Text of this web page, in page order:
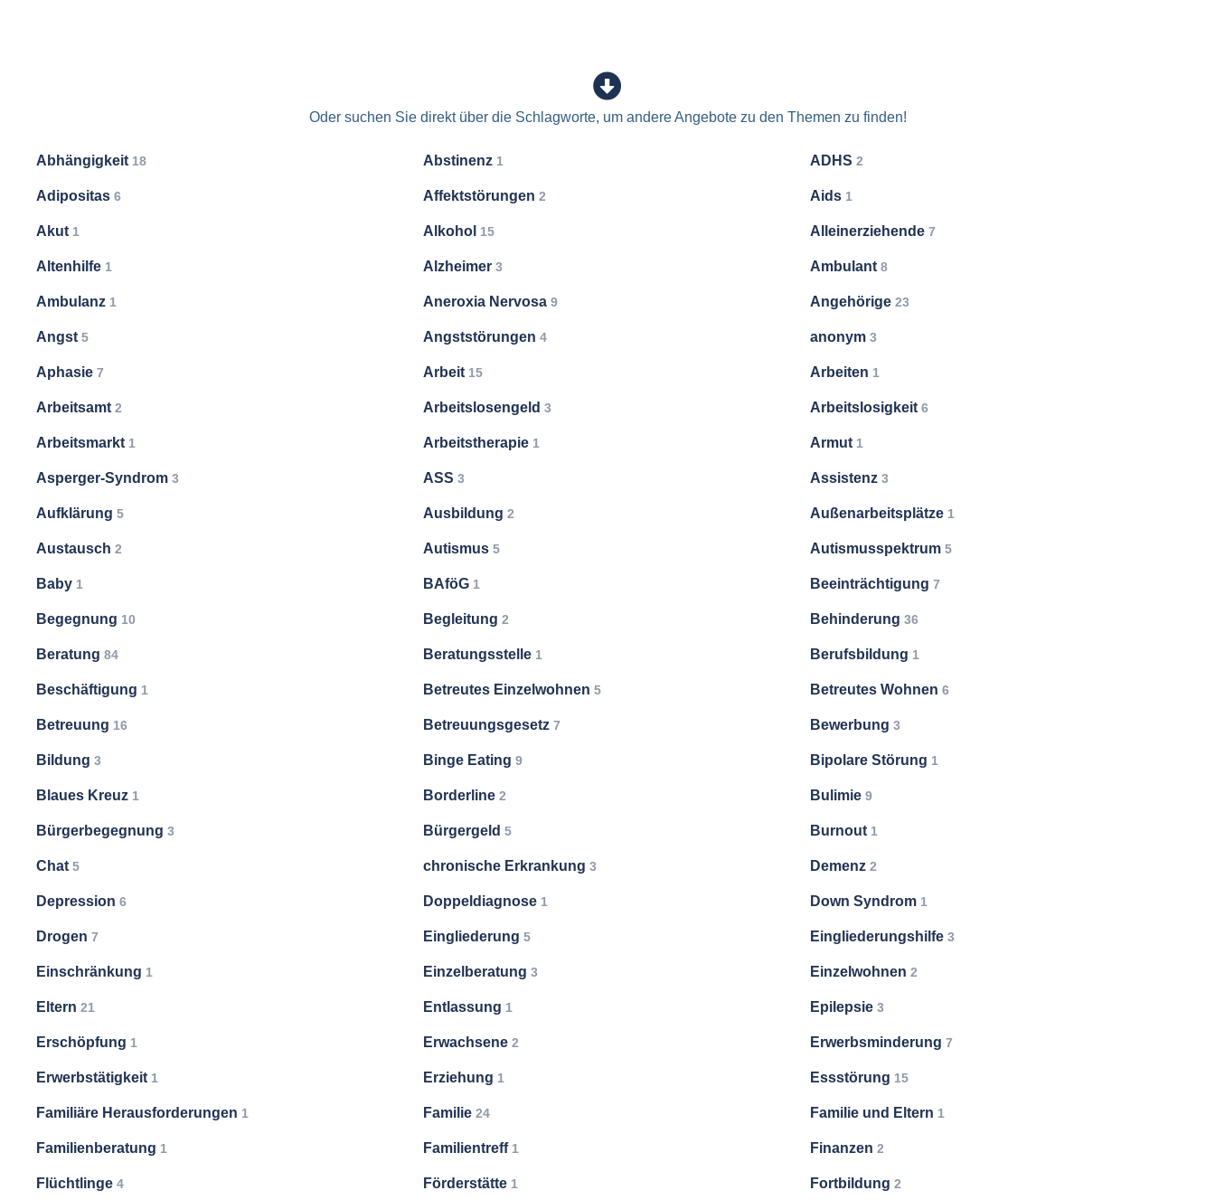
Oder suchen Sie direkt über die Schlagworte, um andere Angebote zu den Themen zu finden!
Abhängigkeit 18 Abstinenz 1 ADHS 2
Adipositas 6 Affektstörungen 2 Aids 1
Akut 1 Alkohol 15 Alleinerziehende 7
Altenhilfe 1 Alzheimer 3 Ambulant 8
Ambulanz 1 Aneroxia Nervosa 9 Angehörige 23
Angst 5 Angststörungen 4 anonym 3
Aphasie 7 Arbeit 15 Arbeiten 1
Arbeitsamt 2 Arbeitslosengeld 3 Arbeitslosigkeit 6
Arbeitsmarkt 1 Arbeitstherapie 1 Armut 1
Asperger-Syndrom 3 ASS 3 Assistenz 3
Aufklärung 5 Ausbildung 2 Außenarbeitsplätze 1
Austausch 2 Autismus 5 Autismusspektrum 5
Baby 1 BAföG 1 Beeinträchtigung 7
Begegnung 10 Begleitung 2 Behinderung 36
Beratung 84 Beratungsstelle 1 Berufsbildung 1
Beschäftigung 1 Betreutes Einzelwohnen 5 Betreutes Wohnen 6
Betreuung 16 Betreuungsgesetz 7 Bewerbung 3
Bildung 3 Binge Eating 9 Bipolare Störung 1
Blaues Kreuz 1 Borderline 2 Bulimie 9
Bürgerbegegnung 3 Bürgergeld 5 Burnout 1
Chat 5 chronische Erkrankung 3 Demenz 2
Depression 6 Doppeldiagnose 1 Down Syndrom 1
Drogen 7 Eingliederung 5 Eingliederungshilfe 3
Einschränkung 1 Einzelberatung 3 Einzelwohnen 2
Eltern 21 Entlassung 1 Epilepsie 3
Erschöpfung 1 Erwachsene 2 Erwerbsminderung 7
Erwerbstätigkeit 1 Erziehung 1 Essstörung 15
Familiäre Herausforderungen 1 Familie 24 Familie und Eltern 1
Familienberatung 1 Familientreff 1 Finanzen 2
Flüchtlinge 4 Förderstätte 1 Fortbildung 2